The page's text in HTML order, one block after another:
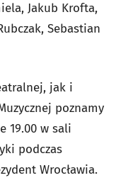
Jakub Krofta,
Sebastian
jak i
poznamy
19.00 w sali
podczas
Wrocławia.